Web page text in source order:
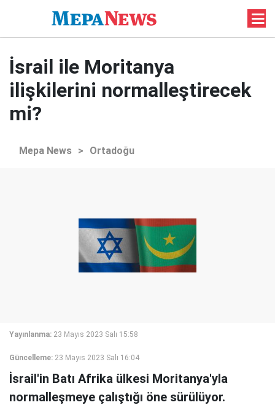
İsrail ile Moritanya
ilişkilerini normalleştirecek
mi?
Mepa News > Ortadoğu
Yayınlanma: 23 Mayıs 2023 Salı 15:58
Güncelleme: 23 Mayıs 2023 Salı 16:04
İsrail'in Batı Afrika ülkesi Moritanya'yla
normalleşmeye çalıştığı öne sürülüyor.